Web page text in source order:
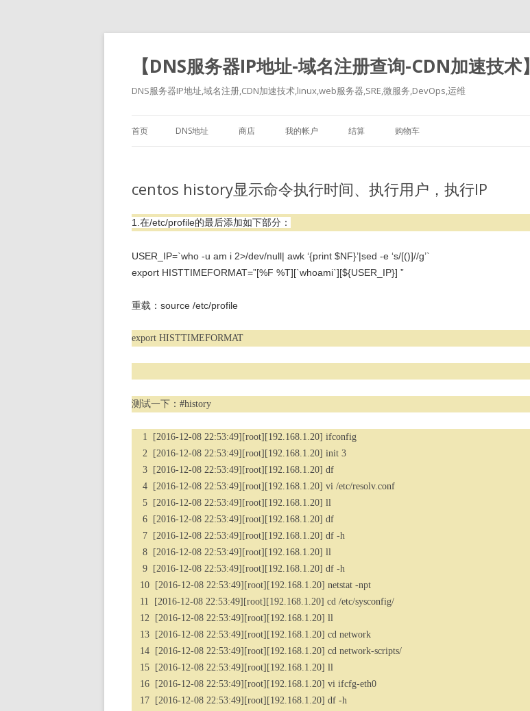
【DNS服务器IP地址-域名注册查询-CDN加速技术】
DNS服务器IP地址,域名注册,CDN加速技术,linux,web服务器,SRE,微服务,DevOps,运维
首页 DNS地址 商店 我的帐户 结算 购物车
centos history显示命令执行时间、执行用户，执行IP
1.在/etc/profile的最后添加如下部分：
USER_IP=`who -u am i 2>/dev/null| awk ‘{print $NF}’|sed -e ‘s/[()]//g’`
export HISTTIMEFORMAT=”[%F %T][`whoami`][${USER_IP}] ”
重载：source /etc/profile
export HISTTIMEFORMAT
测试一下：#history
1 [2016-12-08 22:53:49][root][192.168.1.20] ifconfig
2 [2016-12-08 22:53:49][root][192.168.1.20] init 3
3 [2016-12-08 22:53:49][root][192.168.1.20] df
4 [2016-12-08 22:53:49][root][192.168.1.20] vi /etc/resolv.conf
5 [2016-12-08 22:53:49][root][192.168.1.20] ll
6 [2016-12-08 22:53:49][root][192.168.1.20] df
7 [2016-12-08 22:53:49][root][192.168.1.20] df -h
8 [2016-12-08 22:53:49][root][192.168.1.20] ll
9 [2016-12-08 22:53:49][root][192.168.1.20] df -h
10 [2016-12-08 22:53:49][root][192.168.1.20] netstat -npt
11 [2016-12-08 22:53:49][root][192.168.1.20] cd /etc/sysconfig/
12 [2016-12-08 22:53:49][root][192.168.1.20] ll
13 [2016-12-08 22:53:49][root][192.168.1.20] cd network
14 [2016-12-08 22:53:49][root][192.168.1.20] cd network-scripts/
15 [2016-12-08 22:53:49][root][192.168.1.20] ll
16 [2016-12-08 22:53:49][root][192.168.1.20] vi ifcfg-eth0
17 [2016-12-08 22:53:49][root][192.168.1.20] df -h